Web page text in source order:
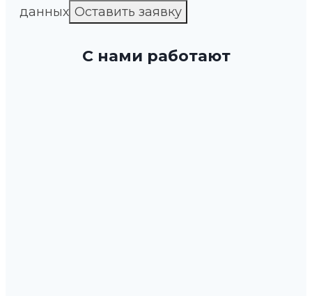
данных
С нами работают